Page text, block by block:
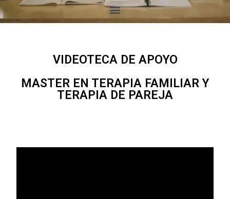
VIDEOTECA DE APOYO
MASTER EN TERAPIA FAMILIAR Y
TERAPIA DE PAREJA